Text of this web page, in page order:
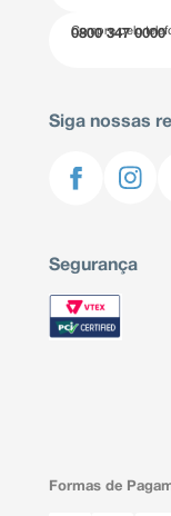
Compre pelo
0800 347 0000
Siga nossas
Segurança
Formas de